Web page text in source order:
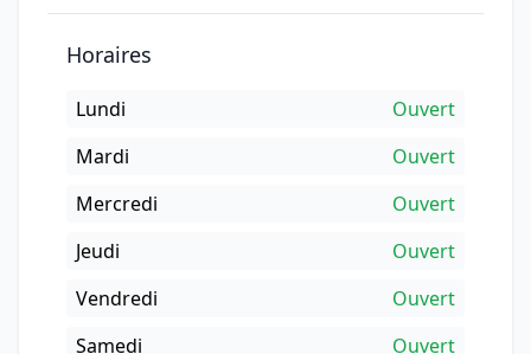
Horaires
Lundi
Ouvert
Mardi
Ouvert
Mercredi
Ouvert
Jeudi
Ouvert
Vendredi
Ouvert
Samedi
Ouvert